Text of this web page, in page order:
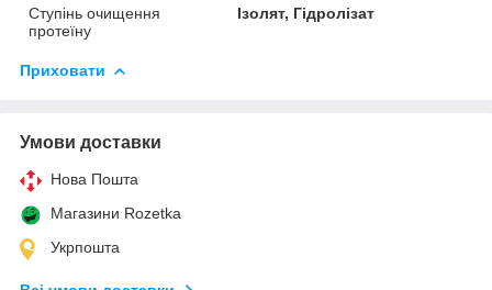
Ступінь очищення
протеїну
Ізолят, Гідролізат
Приховати
Умови доставки
Нова Пошта
Магазини Rozetka
Укрпошта